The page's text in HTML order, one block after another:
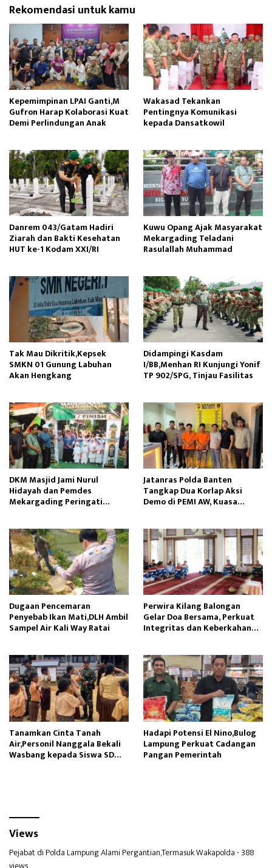
Rekomendasi untuk kamu
Kepemimpinan LPAI Ganti,M
Gufron Harap Kolaborasi Kuat
Demi Perlindungan Anak
Wakasad Tekankan
Pentingnya Komunikasi
kepada Dansatkowil
Danrem 043/Gatam Hadiri
Ziarah dan Bakti Kesehatan
HUT ke-1 Kodam XXI/RI
Kuwu Opang Ajak Masyarakat
Mekargading Teladani
Rasulallah Muhammad
Tak Mau Dikritik,Kepsek
SMKN 01 Gunung Labuhan
Akan Hengkang
Didampingi Kasdam
I/BB,Menhan RI Kunjungi Yonif
TP 902/SPG, Tinjau Fasilitas
DKM Masjid Jami Nurul
Hidayah dan Pemdes
Mekargading Peringati
Jatanras Polda Banten
Tangkap Dua Korlap Aksi
Demo di PEMI AW, Kuasa
Dugaan Pencemaran
Penyebab Ikan Mati,DLH Ambil
Sampel Air Kali Way Ratai
Perwira Kilang Balongan
Gelar Doa Bersama, Perkuat
Integritas dan Keberkahan
Tanamkan Cinta Tanah
Air,Personil Nanggala Bekali
Wasbang kepada Siswa SD
Hadapi Potensi El Nino,Bulog
Lampung Perkuat Cadangan
Pangan Pemerintah
Views
Pejabat di Polda Lampung Alami Pergantian,Termasuk Wakapolda- 388